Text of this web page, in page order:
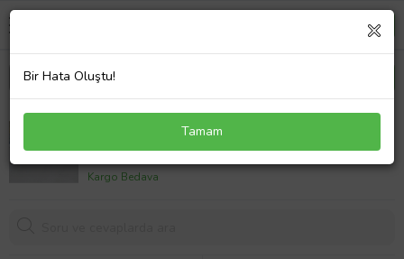
Van Gogh Yıldızlı Gece Tablo Tasarım Kolye 925
2300,00 TL
Kargo Bedava
Bir Hata Oluştu!
Tamam